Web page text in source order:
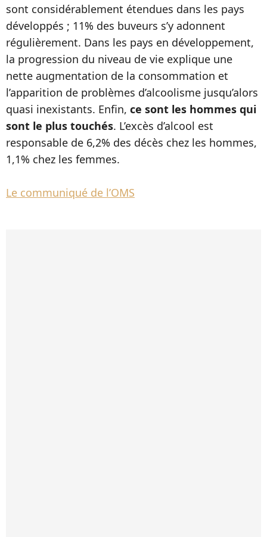
sont considérablement étendues dans les pays
développés ; 11% des buveurs s’y adonnent
régulièrement. Dans les pays en développement,
la progression du niveau de vie explique une
nette augmentation de la consommation et
l’apparition de problèmes d’alcoolisme jusqu’alors
quasi inexistants. Enfin, ce sont les hommes qui
sont le plus touchés. L’excès d’alcool est
responsable de 6,2% des décès chez les hommes,
1,1% chez les femmes.
Le communiqué de l’OMS